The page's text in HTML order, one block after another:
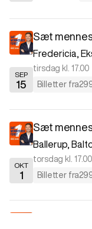
SEP
15
Sæt
Fredericia,
tirsdag kl. 17.00
Billetter fra
OKT
1
Sæt
Ballerup,
torsdag kl. 17.00
Billetter fra